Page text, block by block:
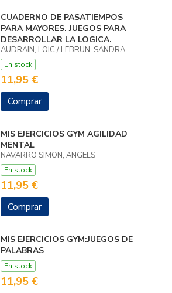
CUADERNO DE PASATIEMPOS
PARA MAYORES. JUEGOS PARA
DESARROLLAR LA LOGICA.
AUDRAIN, LOIC / LEBRUN, SANDRA
En stock
11,95 €
Comprar
MIS EJERCICIOS GYM AGILIDAD
MENTAL
NAVARRO SIMÓN, ÀNGELS
En stock
11,95 €
Comprar
MIS EJERCICIOS GYM:JUEGOS DE
PALABRAS
En stock
11,95 €